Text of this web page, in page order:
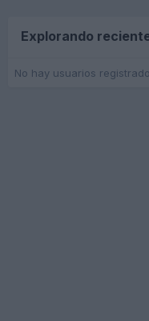
Explorando
No hay usuarios